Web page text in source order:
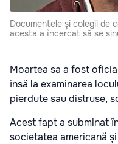
Documentele și colegii de
acesta a încercat să se
Moartea sa a fost
însă la examinarea
pierdute sau distruse,
Acest fapt a subminat
societatea americană